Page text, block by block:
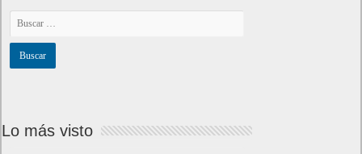
Lo más visto